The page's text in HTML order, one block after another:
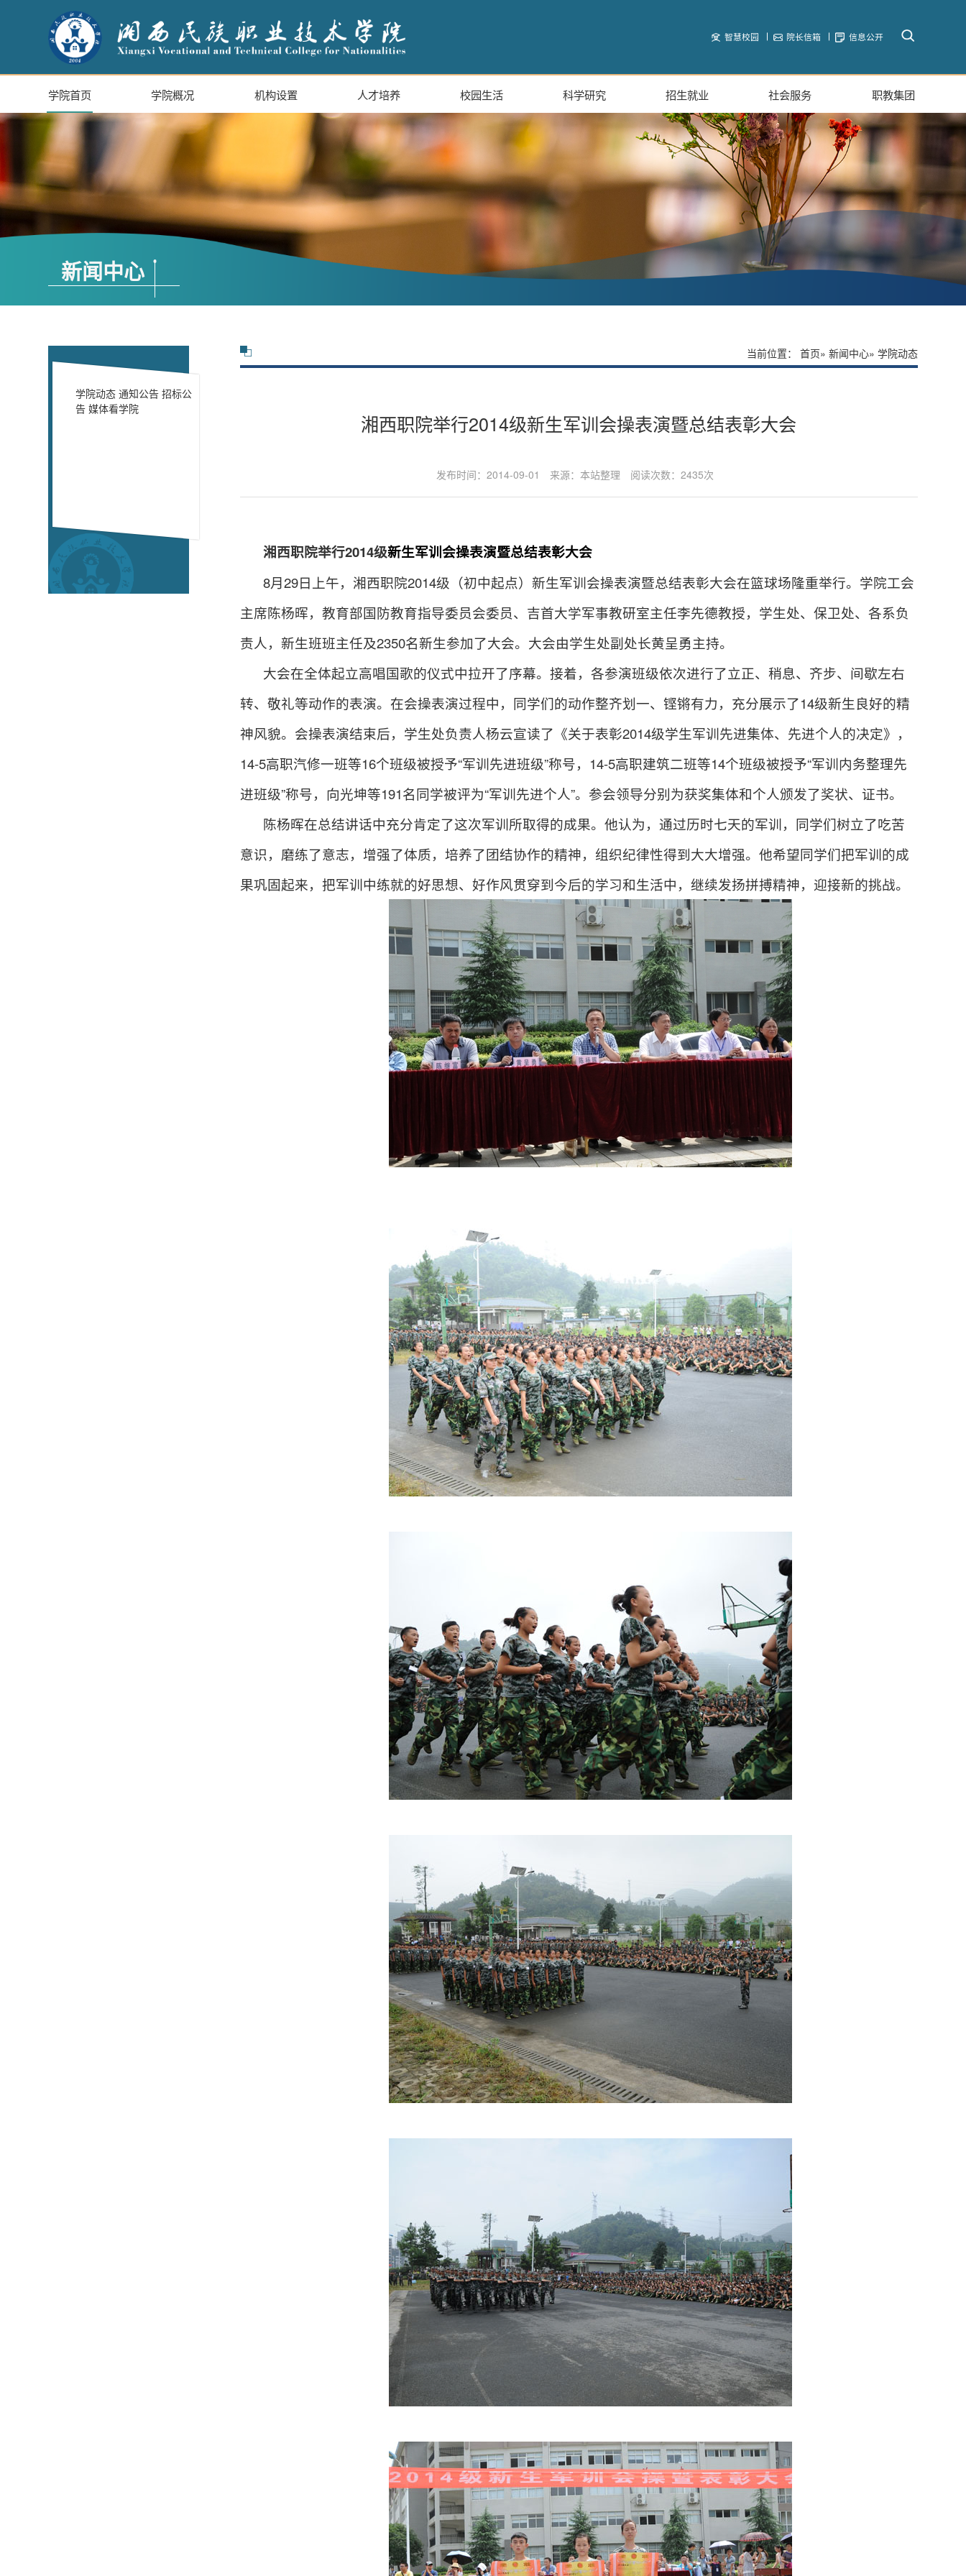
智慧校园 院长信箱 信息公开
学院首页 学院概况 机构设置 人才培养 校园生活 科学研究 招生就业 社会服务 职教集团
新闻中心
学院动态 通知公告 招标公
告 媒体看学院
当前位置： 首页» 新闻中心» 学院动态
湘西职院举行2014级新生军训会操表演暨总结表彰大会
发布时间：2014-09-01 来源：本站整理 阅读次数：2435次
湘西职院举行2014级新生军训会操表演暨总结表彰大会
8月29日上午， 湘西职院2014级（初中起点）新生军训会操表演暨总结表彰大会在篮球场隆重举行。 学院工会
主席陈杨晖， 教育部国防教育指导委员会委员、吉首大学军事教研室主任李先德教授，学生处、保卫处、各系负
责人， 新生班班主任及2350名新生参加了大会。大会由学生处副处长黄呈勇主持。
大会在全体起立高唱国歌的仪式中拉开了序幕。接着，各参演班级依次进行了立正、稍息、齐步、 间歇左右
转、敬礼等动作的表演。在会操表演过程中，同学们的动作整齐划一、铿锵有力，充分展示了14级新生良好的精
神风貌。会操表演结束后，学生处负责人杨云宣读了《关于表彰2014级学生军训先进集体、先进个人的决定》，
14-5高职汽修一班等16个班级被授予“军训先进班级”称号，14-5高职建筑二班等14个班级被授予“军训内务整理先
进班级”称号，向光坤等191名同学被评为“军训先进个人”。参会领导分别为获奖集体和个人颁发了奖状、证书。
陈杨晖在总结讲话中充分肯定了这次军训所取得的成果。他认为，通过历时七天的军训，同学们树立了吃苦
意识，磨练了意志，增强了体质，培养了团结协作的精神，组织纪律性得到大大增强。他希望同学们把军训的成
果巩固起来，把军训中练就的好思想、好作风贯穿到今后的学习和生活中，继续发扬拼搏精神，迎接新的挑战。